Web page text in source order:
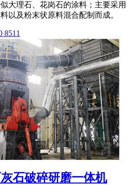
大理石、花岗石的涂料；主要采用
以及粉末状原料混合配制而成。
8511
石破碎研磨一体机